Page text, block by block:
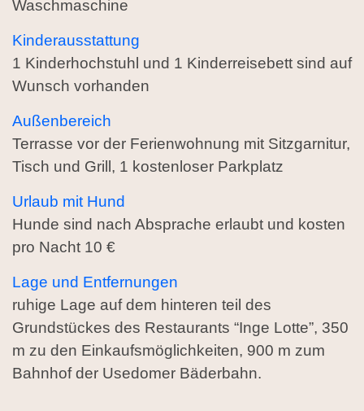
Waschmaschine
Kinderausstattung
1 Kinderhochstuhl und 1 Kinderreisebett sind auf
Wunsch vorhanden
Außenbereich
Terrasse vor der Ferienwohnung mit Sitzgarnitur,
Tisch und Grill, 1 kostenloser Parkplatz
Urlaub mit Hund
Hunde sind nach Absprache erlaubt und kosten
pro Nacht 10 €
Lage und Entfernungen
ruhige Lage auf dem hinteren teil des
Grundstückes des Restaurants “Inge Lotte”, 350
m zu den Einkaufsmöglichkeiten, 900 m zum
Bahnhof der Usedomer Bäderbahn.